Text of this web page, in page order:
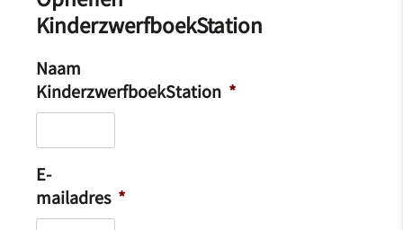
KinderzwerfboekStation
Naam
KinderzwerfboekStation *
E-
mailadres *